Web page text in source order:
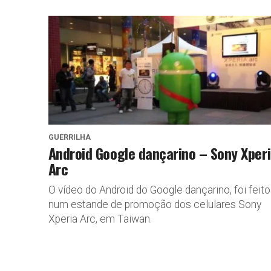
GUERRILHA
Android Google dançarino – Sony
Arc
O vídeo do Android do Google dançarino, foi feito
num estande de promoção dos celulares Sony
Xperia Arc, em Taiwan.